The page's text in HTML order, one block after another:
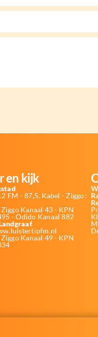
en kijk
FM - 87,5, Kabel - Ziggo:
Ziggo Kanaal 43 - KPN
- Odido Kanaal 882
Ziggo Kanaal 49 - KPN